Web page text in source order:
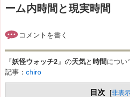
ーム内時間と現実時間
『妖怪ウォッチ2』の天気と 時間につい
記事： chiro
目次 [非表